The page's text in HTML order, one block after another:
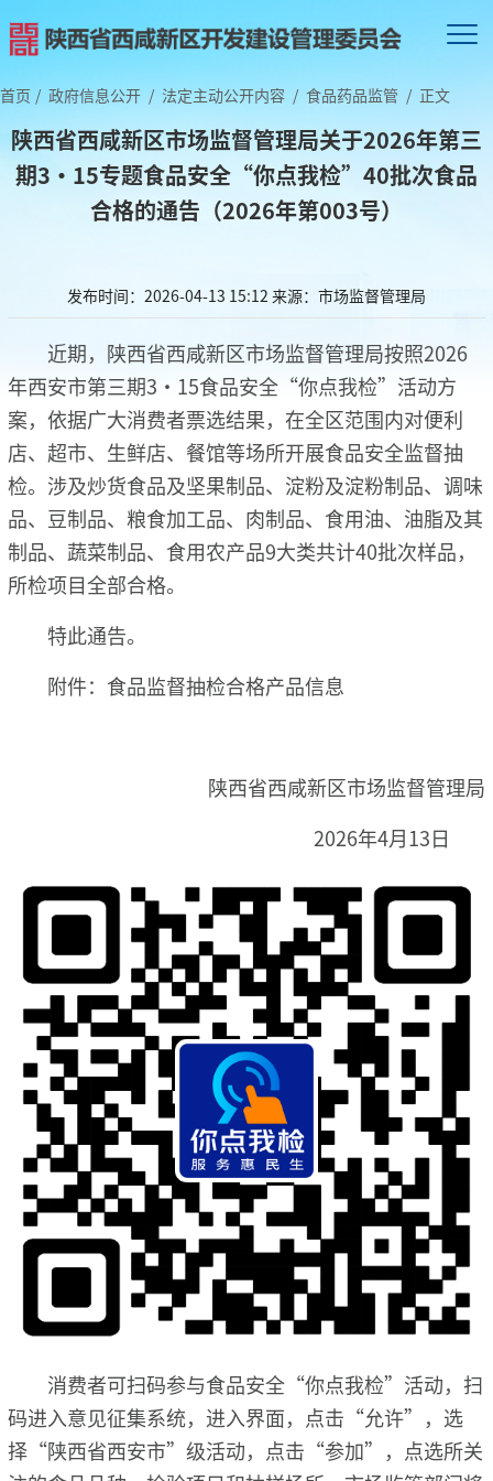
首页 / 政府信息公开 / 法定主动公开内容 / 食品药品监管 / 正文
陕西省西咸新区市场监督管理局关于2026年第三
期3·15专题食品安全“你点我检”40批次食品
合格的通告（2026年第003号）
发布时间：2026-04-13 15:12 来源：市场监督管理局
近期，陕西省西咸新区市场监督管理局按照2026
年西安市第三期3·15食品安全“你点我检”活动方
案，依据广大消费者票选结果，在全区范围内对便利
店、超市、生鲜店、餐馆等场所开展食品安全监督抽
检。涉及炒货食品及坚果制品、淀粉及淀粉制品、调味
品、豆制品、粮食加工品、肉制品、食用油、油脂及其
制品、蔬菜制品、食用农产品9大类共计40批次样品，
所检项目全部合格。
特此通告。
附件：食品监督抽检合格产品信息
陕西省西咸新区市场监督管理局
2026年4月13日
消费者可扫码参与食品安全“你点我检”活动，扫
码进入意见征集系统，进入界面，点击“允许”，选
择“陕西省西安市”级活动，点击“参加”，点选所关